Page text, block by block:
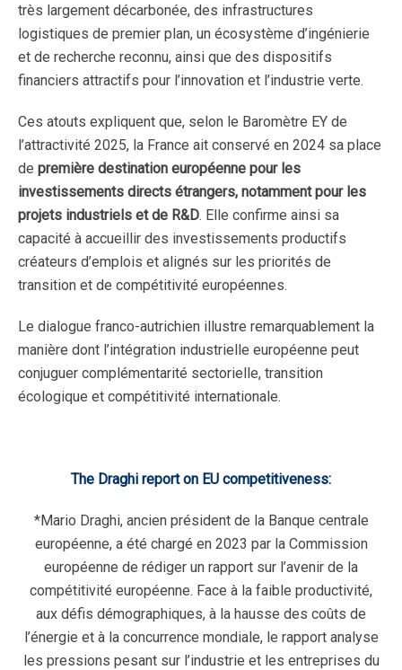
très largement décarbonée, des infrastructures
logistiques de premier plan, un écosystème d’ingénierie
et de recherche reconnu, ainsi que des dispositifs
financiers attractifs pour l’innovation et l’industrie verte.
Ces atouts expliquent que, selon le Baromètre EY de
l’attractivité 2025, la France ait conservé en 2024 sa place
de première destination européenne pour les
investissements directs étrangers, notamment pour les
projets industriels et de R&D. Elle confirme ainsi sa
capacité à accueillir des investissements productifs
créateurs d’emplois et alignés sur les priorités de
transition et de compétitivité européennes.
Le dialogue franco-autrichien illustre remarquablement la
manière dont l’intégration industrielle européenne peut
conjuguer complémentarité sectorielle, transition
écologique et compétitivité internationale.
The Draghi report on EU competitiveness:
*Mario Draghi, ancien président de la Banque centrale
européenne, a été chargé en 2023 par la Commission
européenne de rédiger un rapport sur l’avenir de la
compétitivité européenne. Face à la faible productivité,
aux défis démographiques, à la hausse des coûts de
l’énergie et à la concurrence mondiale, le rapport analyse
les pressions pesant sur l’industrie et les entreprises du